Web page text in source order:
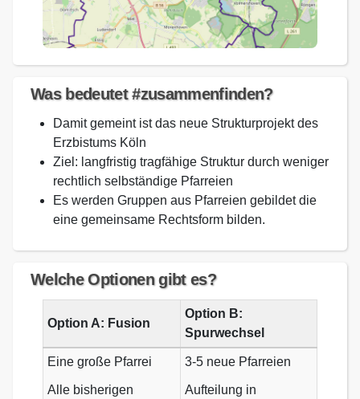
Was bedeutet #zusammenfinden?
Damit gemeint ist das neue Strukturprojekt des
Erzbistums Köln
Ziel: langfristig tragfähige Struktur durch weniger
rechtlich selbständige Pfarreien
Es werden Gruppen aus Pfarreien gebildet die
eine gemeinsame Rechtsform bilden.
Welche Optionen gibt es?
Option A: Fusion
Option B:
Spurwechsel
Eine große Pfarrei
Alle bisherigen
3-5 neue Pfarreien
Aufteilung in